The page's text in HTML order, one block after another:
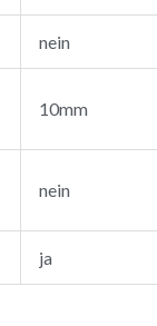
nein
10mm
nein
ja